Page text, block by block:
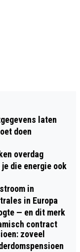
laten
doen
overdag
die energie ook
in
in Europa
— en dit merk
contract
zoveel